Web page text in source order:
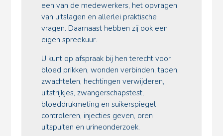
een van de medewerkers, het opvragen
van uitslagen en allerlei praktische
vragen. Daarnaast hebben zij ook een
eigen spreekuur.
U kunt op afspraak bij hen terecht voor
bloed prikken, wonden verbinden, tapen,
zwachtelen, hechtingen verwijderen,
uitstrijkjes, zwangerschapstest,
bloeddrukmeting en suikerspiegel
controleren, injecties geven, oren
uitspuiten en urineonderzoek.